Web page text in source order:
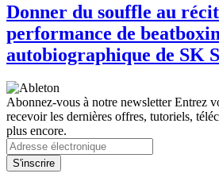
Donner du souffle au
performance de
autobiographique de SK
Abonnez-vous à notre newsletterEntrez
recevoir les dernières offres, tutoriels,
plus encore.